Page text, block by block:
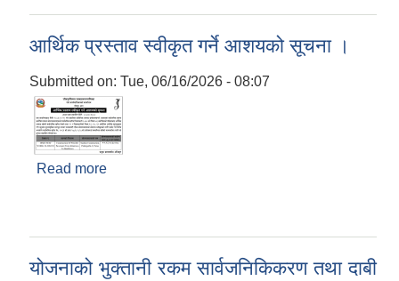
आर्थिक प्रस्ताव स्वीकृत गर्ने आशयको सूचना ।
Submitted on: Tue, 06/16/2026 - 08:07
Read more
योजनाको भुक्तानी रकम सार्वजनिकिकरण तथा दाबी